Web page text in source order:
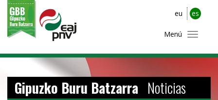
eu es
Menú
Gipuzko Buru Batzarra Noticias